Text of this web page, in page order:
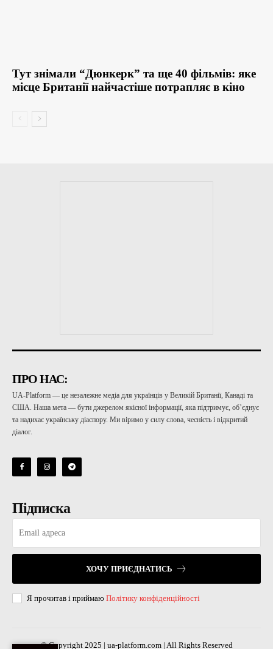
Тут знімали “Дюнкерк” та ще 40 фільмів: яке
місце Британії найчастіше потрапляє в кіно
ПРО НАС:
UA-Platform — це незалежне медіа для українців у Великій Британії, Канаді та
США. Наша мета — бути джерелом якісної інформації, яка підтримує, об’єднує
та надихає українську діаспору. Ми віримо у силу слова, чесність і відкритий
діалог.
Підписка
ХОЧУ ПРИЄДНАТИСЬ
Я прочитав і приймаю Політику конфіденційності
© Copyright 2025 | ua-platform.com | All Rights Reserved